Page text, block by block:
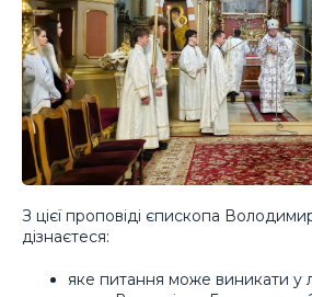
З цієї проповіді єпископа
дізнаєтеся:
яке питання може виникати у